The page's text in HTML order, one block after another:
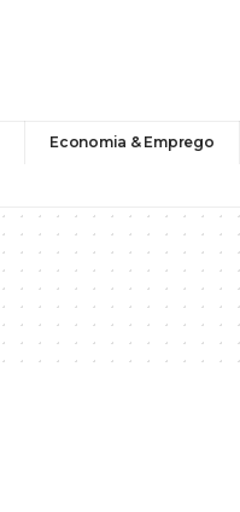
Economia & Emprego